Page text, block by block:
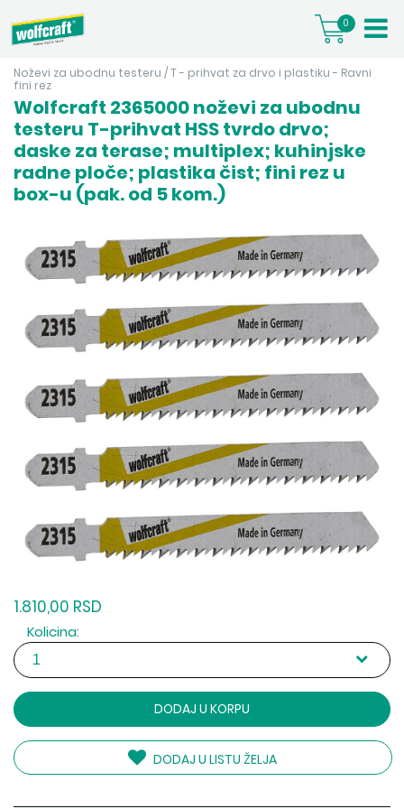
0
Noževi za ubodnu testeru /T - prihvat za drvo i plastiku - Ravni
fini rez
Wolfcraft 2365000 noževi za ubodnu
testeru T-prihvat HSS tvrdo drvo;
daske za terase; multiplex; kuhinjske
radne ploče; plastika čist; fini rez u
box-u (pak. od 5 kom.)
1.810,00 RSD
Kolicina:
DODAJ U KORPU
DODAJ U LISTU ŽELJA